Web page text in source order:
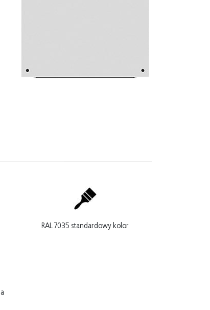
RAL 7035 standardowy kolor